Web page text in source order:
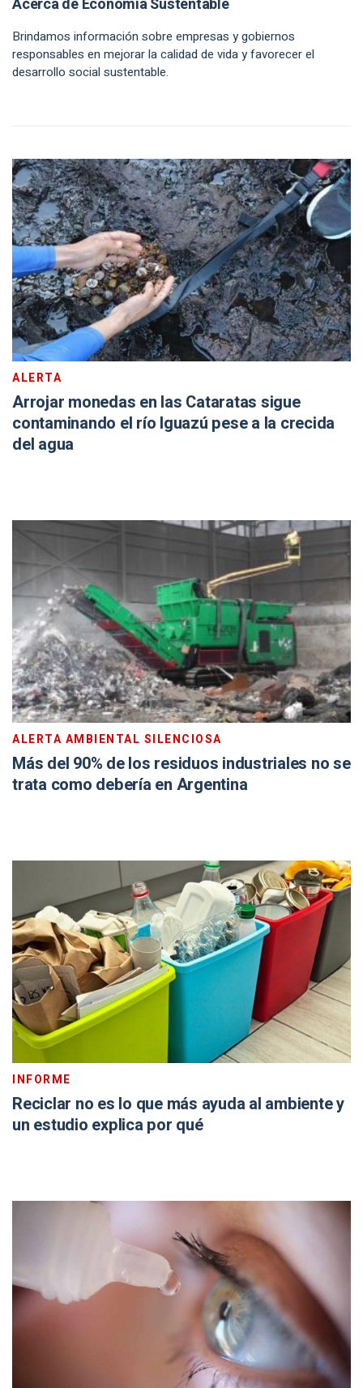
Acerca de Economía Sustentable
Brindamos información sobre empresas y gobiernos
responsables en mejorar la calidad de vida y favorecer el
desarrollo social sustentable.
ALERTA
Arrojar monedas en las Cataratas sigue
contaminando el río Iguazú pese a la crecida
del agua
ALERTA AMBIENTAL SILENCIOSA
Más del 90% de los residuos industriales no se
trata como debería en Argentina
INFORME
Reciclar no es lo que más ayuda al ambiente y
un estudio explica por qué